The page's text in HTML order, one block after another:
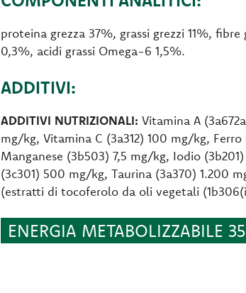
proteina grezza 37%, grassi grezzi 11%,
0,3%, acidi grassi Omega-6 1,5%.
ADDITIVI:
ADDITIVI NUTRIZIONALI: Vitamina A
mg/kg, Vitamina C (3a312) 100 mg/kg,
Manganese (3b503) 7,5 mg/kg, Iodio
(3c301) 500 mg/kg, Taurina (3a370) 1.200
(estratti di tocoferolo da oli vegetali
ENERGIA METABOLIZZABILE